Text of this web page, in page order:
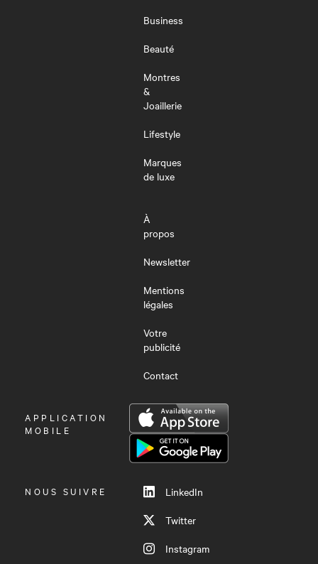
Business
Beauté
Montres
&
Joaillerie
Lifestyle
Marques
de luxe
À
propos
Newsletter
Mentions
légales
Votre
publicité
Contact
OUVRIR
LE
APPLICATION
MOBILE
NOUS SUIVRE
LinkedIn
Twitter
Instagram